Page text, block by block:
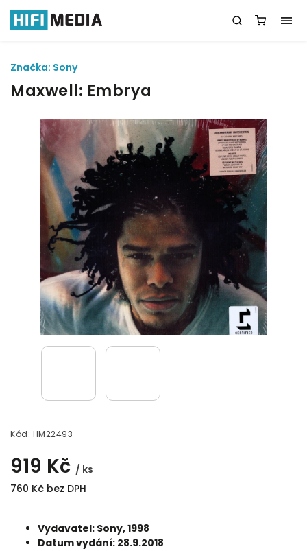
Maxwell: Embrya
Kód: HM22493
919 Kč / ks
760 Kč bez DPH
Vydavatel: Sony, 1998
Datum vydání: 28.9.2018
Značka: Sony